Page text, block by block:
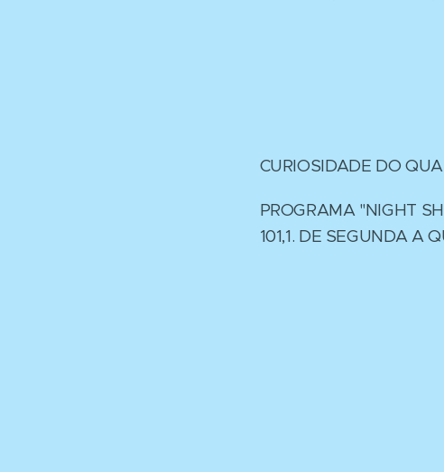
CURIOSIDADE DO
PROGRAMA "NIGHT
101,1. DE SEGUNDA A